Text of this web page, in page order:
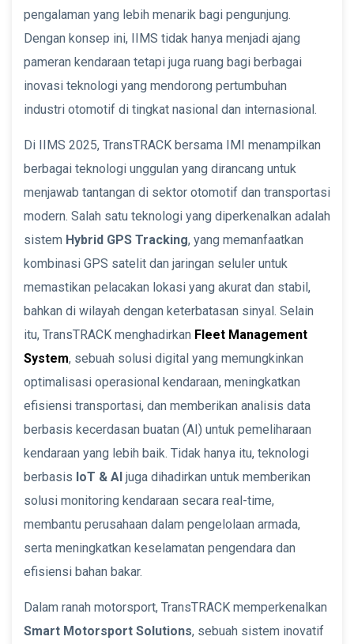
pengalaman yang lebih menarik bagi pengunjung.
Dengan konsep ini, IIMS tidak hanya menjadi ajang
pameran kendaraan tetapi juga ruang bagi berbagai
inovasi teknologi yang mendorong pertumbuhan
industri otomotif di tingkat nasional dan internasional.
Di IIMS 2025, TransTRACK bersama IMI menampilkan
berbagai teknologi unggulan yang dirancang untuk
menjawab tantangan di sektor otomotif dan transportasi
modern. Salah satu teknologi yang diperkenalkan adalah
sistem Hybrid GPS Tracking, yang memanfaatkan
kombinasi GPS satelit dan jaringan seluler untuk
memastikan pelacakan lokasi yang akurat dan stabil,
bahkan di wilayah dengan keterbatasan sinyal. Selain
itu, TransTRACK menghadirkan Fleet Management
System, sebuah solusi digital yang memungkinkan
optimalisasi operasional kendaraan, meningkatkan
efisiensi transportasi, dan memberikan analisis data
berbasis kecerdasan buatan (AI) untuk pemeliharaan
kendaraan yang lebih baik. Tidak hanya itu, teknologi
berbasis IoT & AI juga dihadirkan untuk memberikan
solusi monitoring kendaraan secara real-time,
membantu perusahaan dalam pengelolaan armada,
serta meningkatkan keselamatan pengendara dan
efisiensi bahan bakar.
Dalam ranah motorsport, TransTRACK memperkenalkan
Smart Motorsport Solutions, sebuah sistem inovatif